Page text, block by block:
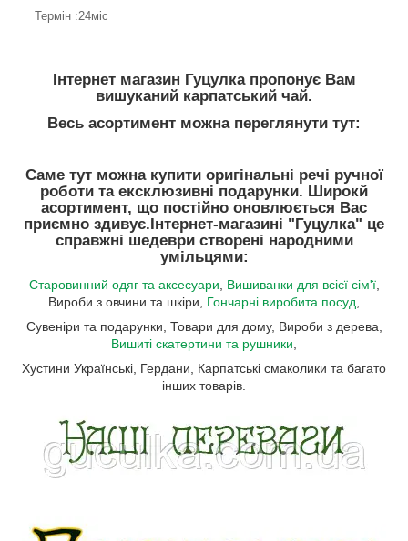
Термін :24міс
Інтернет магазин Гуцулка пропонує Вам
вишуканий карпатський чай.
Весь асортимент можна переглянути тут:
Саме тут можна купити оригінальні речі ручної
роботи та ексклюзивні подарунки. Широкй
асортимент, що постійно оновлюється Вас
приємно здивує.Інтернет-магазині "Гуцулка" це
справжні шедеври створені народними
умільцями:
Старовинний одяг та аксесуари Вишиванки для всієї сім'ї,
Вироби з овчини та шкіри,
Гончарні виробита посуд
Сувеніри та подарунки, Товари для дому, Вироби з дерева,
Вишиті скатертини та рушники
Хустини Українські, Гердани, Карпатські смаколики та багато
інших товарів.